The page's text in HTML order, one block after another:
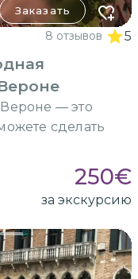
Заказать
8 отзывов 5
— это
сделать
250€
за экскурсию